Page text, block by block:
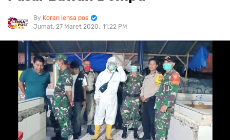
Koran lensa pos
Jumat, 27 Maret 2020
11:22 PM